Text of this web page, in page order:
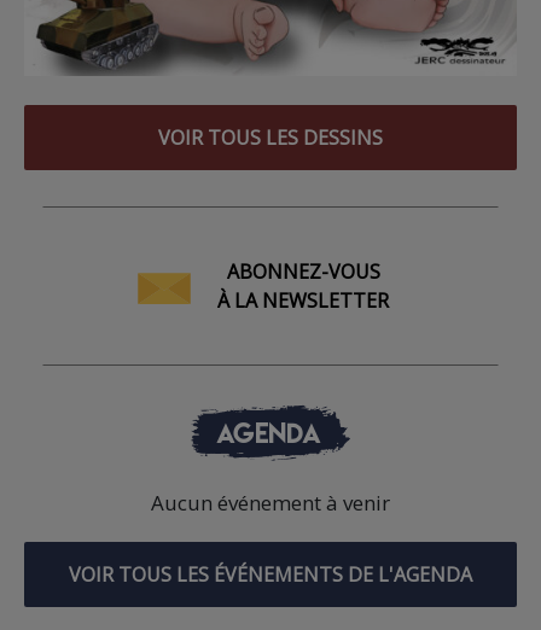
VOIR TOUS LES DESSINS
ABONNEZ-VOUS
À LA NEWSLETTER
AGENDA
Aucun événement à venir
VOIR TOUS LES ÉVÉNEMENTS DE L'AGENDA